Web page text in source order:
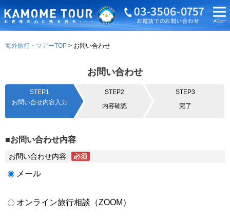
海外旅行・ツアーTOP お問い合わせ
お問い合わせ
STEP1
お問い合せ内容入力
STEP2
内容確認
STEP3
完了
■お問い合わせ内容
お問い合わせ内容
メール
オンライン旅行相談（ZOOM）